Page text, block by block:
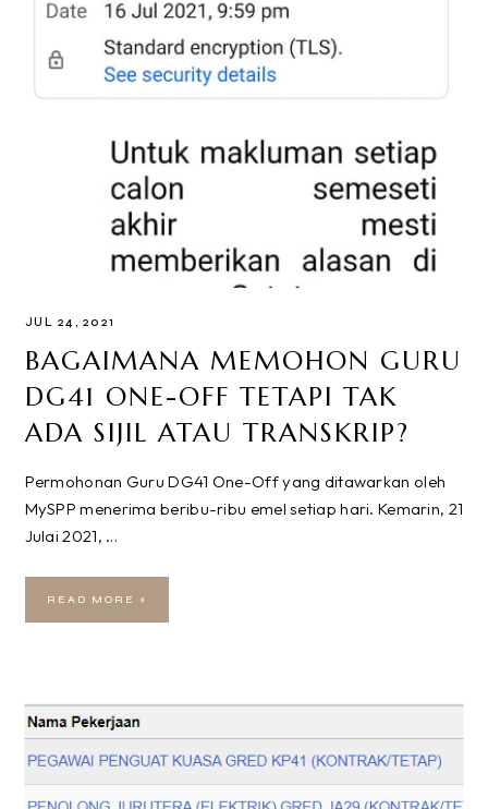
JUL 24, 2021
BAGAIMANA MEMOHON GURU
DG41 ONE-OFF TETAPI TAK
ADA SIJIL ATAU TRANSKRIP?
Permohonan Guru DG41 One-Off yang ditawarkan oleh
MySPP menerima beribu-ribu emel setiap hari. Kemarin, 21
Julai 2021, …
READ MORE »